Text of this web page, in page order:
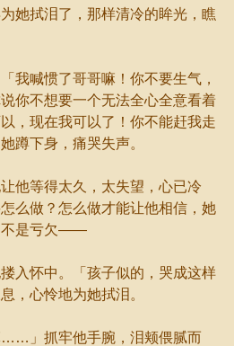
拭泪了，那样清冷的眸光，瞧
喊惯了哥哥嘛！你不要生气，
你不想要一个无法全心全意看着
，现在我可以了！你不能赶我走
下身，痛哭失声。
等得太久，太失望，心已冷
么做？怎么做才能让他相信，她
不是亏欠——
怀中。「孩子似的，哭成这样
，心怜地为她拭泪。
」抓牢他手腕，泪颊偎腻而